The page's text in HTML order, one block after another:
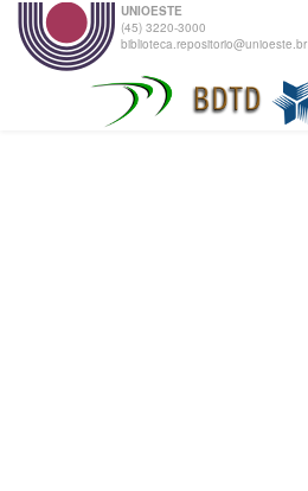
UNIOESTE
(45) 3220-3000
biblioteca.repositorio@unioeste.br